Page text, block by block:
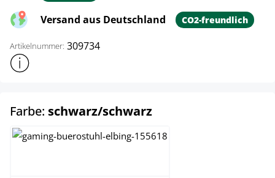
Versand aus Deutschland CO2-freundlich
Artikelnummer: 309734
Weitere Produktinformationen anzeigen
Farbe: schwarz/schwarzauswählen